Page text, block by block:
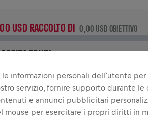
USD RACCOLTO DI 0,00 USD OBIETTIVO
FONDI
per fare la differenza! Il 100%
alla ricerca sul midollo spinale.
le informazioni personali dell`utente
servizio, fornire supporto durante le
e annunci pubblicitari
mouse per esercitare i propri diritti in